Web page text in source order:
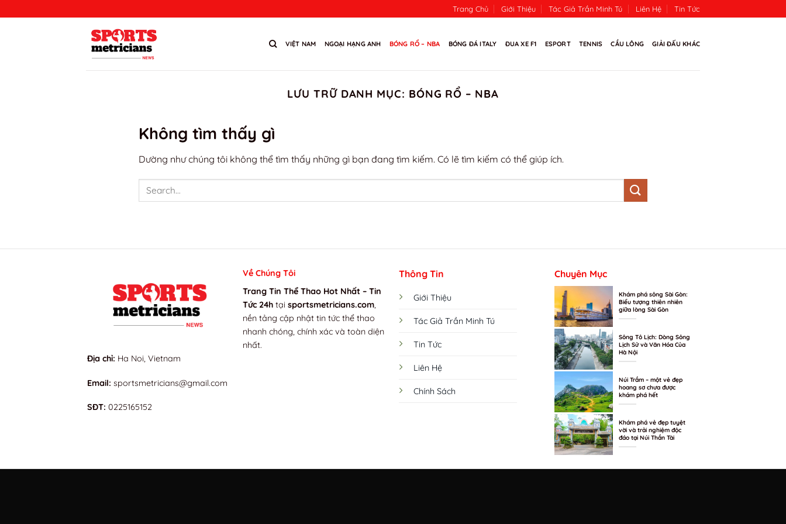
qua
Trang Chủ Giới Thiệu Tác Giả Trần Minh Tú Liên Hệ Tin Tức
VIỆT NAM NGOẠI HẠNG ANH BÓNG RỔ – NBA BÓNG ĐÁ ITALY ĐUA XE F1 ESPORT TENNIS CẦU LÔNG GIẢI ĐẤU KHÁC
LƯU TRỮ DANH MỤC: BÓNG RỔ – NBA
Không tìm thấy gì
Dường như chúng tôi không thể tìm thấy những gì bạn đang tìm kiếm. Có lẽ tìm kiếm có thể giúp ích.
Địa chỉ: Ha Noi, Vietnam
Email: sportsmetricians@gmail.com
SĐT: 0225165152
Về Chúng Tôi
Trang Tin Thể Thao Hot Nhất – Tin
Tức 24h tạisportsmetricians.com
nền tảng cập nhật tin tức thể thao
nhanh chóng, chính xác và toàn diện
nhất.
Thông Tin
Giới Thiệu
Tác Giả Trần Minh Tú
Tin Tức
Liên Hệ
Chính Sách
Chuyên Mục
Khám phá sông Sài Gòn:
Biểu tượng thiên nhiên
giữa lòng Sài Gòn
Sông Tô Lịch: Dòng Sông
Lịch Sử và Văn Hóa Của
Hà Nội
Núi Trầm – một vẻ đẹp
hoang sơ chưa được
khám phá hết
Khám phá vẻ đẹp tuyệt
vời và trải nghiệm độc
đáo tại Núi Thần Tài